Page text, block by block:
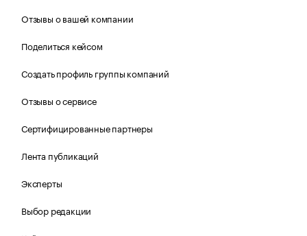
Отзывы о вашей компании
Поделиться кейсом
Создать профиль группы компаний
Отзывы о сервисе
Сертифицированные партнеры
Лента публикаций
Эксперты
Выбор редакции